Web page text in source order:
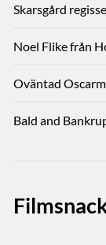
Skarsgård
Noel Flike från
Oväntad
Bald and